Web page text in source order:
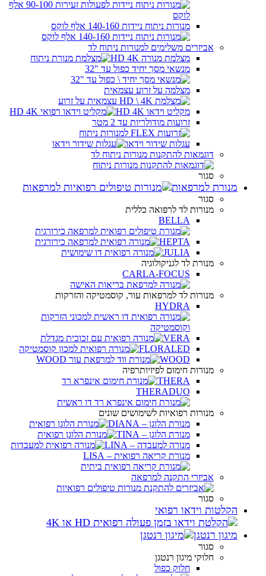
מנורות ניתוח ניידות 140-160 אלף לוקס
אביזרים משלימים למנורות ניתוח לד
מצלמת מנורה HD 4K
מנשאי מסך יחיד כפול עד "32
מצלמה על זרוע עצמאית
מקליט וידאו HD 4K
זרועות מודולריות עד 2 מטר
עגלות שידור וידאו
דוגמאות להתקנות מנורות ניתוח לד
סגור
מנורת למרפאות
סגור
מנורות לד לרפואה כללית
BELLA
HEPTA
JULIA
מנורת לד לגניקולוגיה
CARLA-FOCUS
מנורות לד למרפאות עור, קוסמטיקה והזרקות
HYDRA
VERA
FLORALED
WOOD
מנורות חימום לפיזיותרפיה
THERA
THERADUO
מנורות רפואיות לשימושים שונים
מנורת הלוגן – DIANA
מנורת הלוגן – TINA
מנורה למעבדה – LINA
מנורת קריאה רפואית – LISA
אביזרי התקנה למרפאה
סגור
הקלטות וידאו רפואי
מיגון רנטגן
סגור
חלוקי מיגון רנטגן
חלוק כפול